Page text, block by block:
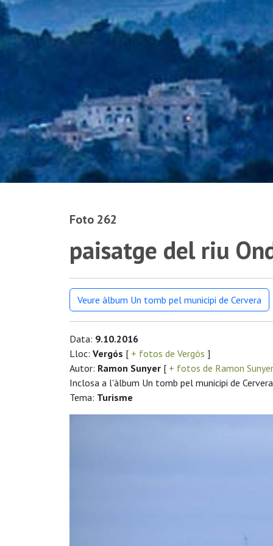
Foto 262
paisatge del riu
Veure àlbum Un tomb pel municipi de Cervera
Data: 9.10.2016
Lloc: Vergós [ + fotos de Vergós ]
Autor: Ramon Sunyer [ + fotos de Ramon
Inclosa a l'àlbum Un tomb pel municipi de Cervera
Tema: Turisme